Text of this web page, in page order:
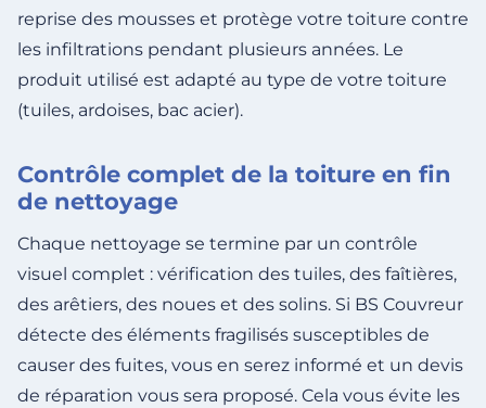
reprise des mousses et protège votre toiture contre
les infiltrations pendant plusieurs années. Le
produit utilisé est adapté au type de votre toiture
(tuiles, ardoises, bac acier).
Contrôle complet de la toiture en fin
de nettoyage
Chaque nettoyage se termine par un contrôle
visuel complet : vérification des tuiles, des faîtières,
des arêtiers, des noues et des solins. Si BS Couvreur
détecte des éléments fragilisés susceptibles de
causer des fuites, vous en serez informé et un devis
de réparation vous sera proposé. Cela vous évite les